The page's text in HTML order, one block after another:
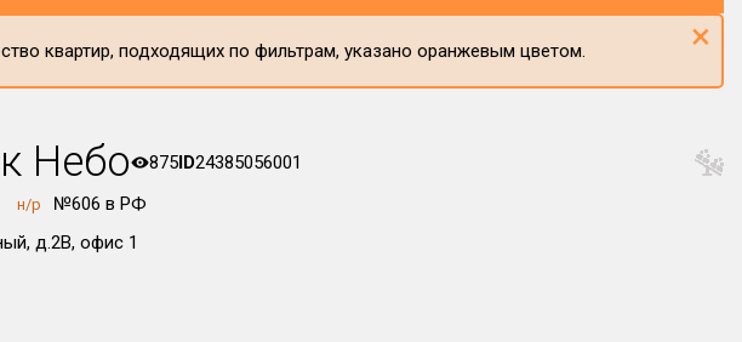
квартир, подходящих по фильтрам, указано оранжевым цветом. ×
Небо 875ID24385056001
н/р
№606 в РФ
д.2В, офис 1